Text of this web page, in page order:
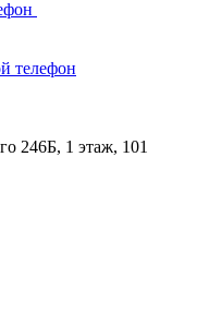
телефон
246Б, 1 этаж, 101